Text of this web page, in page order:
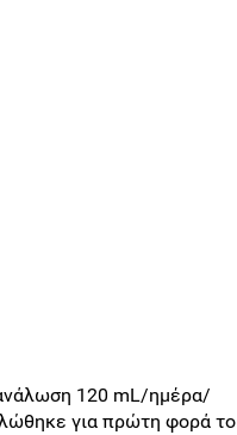
120 mL/ημέρα/
για πρώτη φορά το